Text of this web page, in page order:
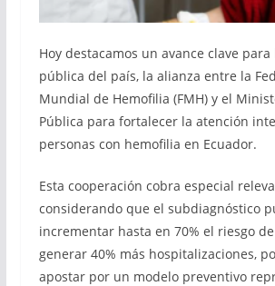
Hoy destacamos un avance clave
pública del país, la alianza entre la
Mundial de Hemofilia (FMH) y el
Pública para fortalecer la atención
personas con hemofilia en Ecuador.
Esta cooperación cobra especial
considerando que el subdiagnóstico
incrementar hasta en 70% el riesgo
generar 40% más hospitalizaciones,
apostar por un modelo preventivo